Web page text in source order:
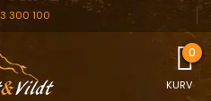
300 100
KURV